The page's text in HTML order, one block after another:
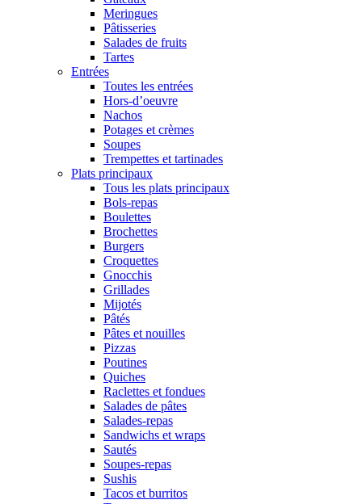
Meringues
Pâtisseries
Salades de fruits
Tartes
Entrées
Toutes les entrées
Hors-d’oeuvre
Nachos
Potages et crèmes
Soupes
Trempettes et tartinades
Plats principaux
Tous les plats principaux
Bols-repas
Boulettes
Brochettes
Burgers
Croquettes
Gnocchis
Grillades
Mijotés
Pâtés
Pâtes et nouilles
Pizzas
Poutines
Quiches
Raclettes et fondues
Salades de pâtes
Salades-repas
Sandwichs et wraps
Sautés
Soupes-repas
Sushis
Tacos et burritos